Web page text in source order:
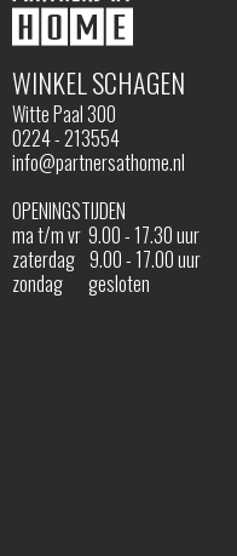
WINKEL SCHAGEN
Witte Paal 300
0224 - 213554
info@partnersathome.nl
OPENINGSTIJDEN
ma t/m vr 9.00 - 17.30 uur
zaterdag 9.00 - 17.00 uur
zondag gesloten